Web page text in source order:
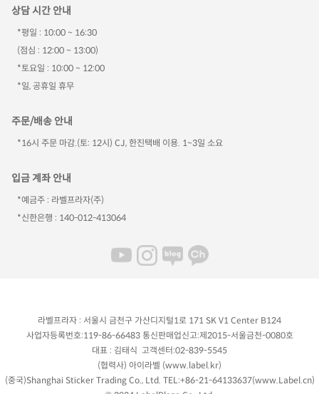
상담 시간 안내
*평일 : 10:00 ~ 16:30
(점심 : 12:00 ~ 13:00)
*토요일 : 10:00 ~ 12:00
*일, 공휴일 휴무
주문/배송 안내
*16시 주문 마감.(토: 12시) CJ, 한진택배 이용. 1~3일 소요
입금 계좌 안내
*예금주 : 라벨프라자(주)
*신한은행 : 140-012-413064
라벨프라자 : 서울시 금천구 가산디지털1로 171 SK V1 Center B124
사업자등록번호:119-86-66483 통신판매업신고:제2015-서울금천-0080호
대표 : 김태식 고객센터:02-839-5545
(협력사) 아이라벨 (www.label.kr)
(중국)Shanghai Sticker Trading Co., Ltd. TEL:+86-21-64133637(www.Label.cn)